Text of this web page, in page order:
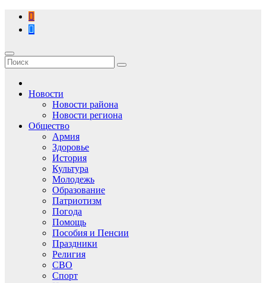
Перейти
содержимому
Новости
Новости района
Новости региона
Общество
Армия
Здоровье
История
Культура
Молодежь
Образование
Патриотизм
Погода
Помощь
Пособия и Пенсии
Праздники
Религия
СВО
Спорт